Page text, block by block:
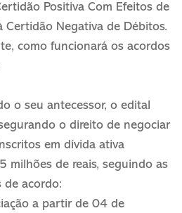
Positiva Com Efeitos de
Certidão Negativa de Débitos.
como funcionará os acordos
o seu antecessor, o edital
o direito de negociar
em dívida ativa
milhões de reais, seguindo as
de acordo:
a partir de 04 de